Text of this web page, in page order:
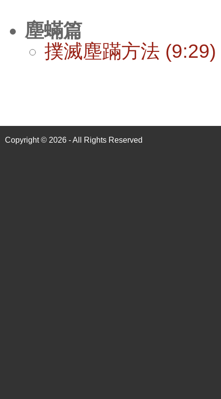
塵蟎篇
撲滅塵蹣方法 (9:29)
Copyright © 2026 - All Rights Reserved